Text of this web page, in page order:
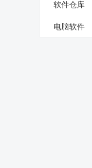
软件仓库
电脑软件